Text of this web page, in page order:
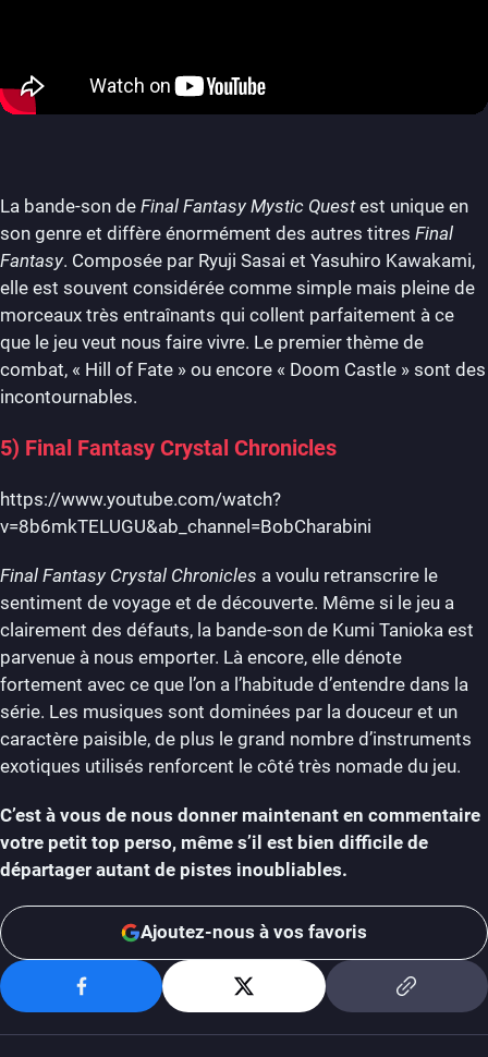
La bande-son de Final Fantasy Mystic Questest unique en
son genre et diffère énormément des autres titres Final
Fantasy. Composée par Ryuji Sasai et Yasuhiro Kawakami,
elle est souvent considérée comme simple mais pleine de
morceaux très entraînants qui collent parfaitement à ce
que le jeu veut nous faire vivre. Le premier thème de
combat, « Hill of Fate » ou encore « Doom Castle » sont des
incontournables.
5) Final Fantasy Crystal Chronicles
https://www.youtube.com/watch?
v=8b6mkTELUGU&ab_channel=BobCharabini
Final Fantasy Crystal Chronicles a voulu retranscrire le
sentiment de voyage et de découverte. Même si le jeu a
clairement des défauts, la bande-son de Kumi Tanioka est
parvenue à nous emporter. Là encore, elle dénote
fortement avec ce que l’on a l’habitude d’entendre dans la
série. Les musiques sont dominées par la douceur et un
caractère paisible, de plus le grand nombre d’instruments
exotiques utilisés renforcent le côté très nomade du jeu.
C’est à vous de nous donner maintenant en commentaire
votre petit top perso, même s’il est bien difficile de
départager autant de pistes inoubliables.
Ajoutez-nous à vos favoris